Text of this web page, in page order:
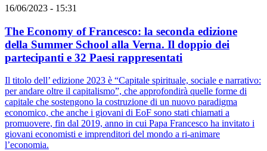
16/06/2023 - 15:31
The Economy of Francesco: la seconda edizione
della Summer School alla Verna. Il doppio dei
partecipanti e 32 Paesi rappresentati
Il titolo dell’ edizione 2023 è “Capitale spirituale, sociale e narrativo:
per andare oltre il capitalismo”, che approfondirà quelle forme di
capitale che sostengono la costruzione di un nuovo paradigma
economico, che anche i giovani di EoF sono stati chiamati a
promuovere, fin dal 2019, anno in cui Papa Francesco ha invitato i
giovani economisti e imprenditori del mondo a ri-animare
l’economia.